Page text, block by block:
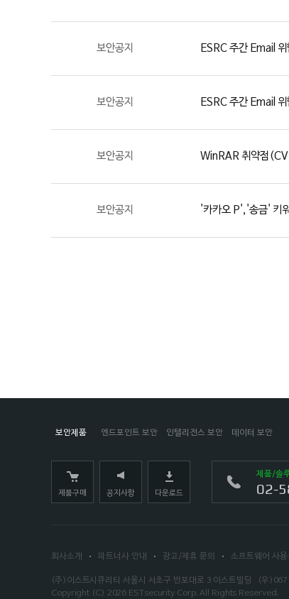
보안공지 ESRC 주간 Email
보안공지 ESRC 주간 Email
보안공지 WinRAR 취약점
보안공지 '카카오 P','송금' 키
보안제품 엔드포인트 보안 인텔리전스 보안 데이터 보안
제품구매 공지사항 다운로드
제품/솔
02-
회사소개 파트너사 안내 광고/제휴 문의 소프트웨어 사용
(주)이스트시큐리티 서울시 서초구 반포대로 3 이스트빌딩 (우
Copyright (C) 2026 ESTsecurity Corp. All Rights Reserved.